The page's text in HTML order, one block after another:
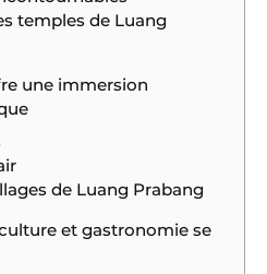
temples de Luang
une immersion
de Luang Prabang
et gastronomie se